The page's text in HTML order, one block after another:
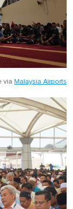
via Malaysia Airports